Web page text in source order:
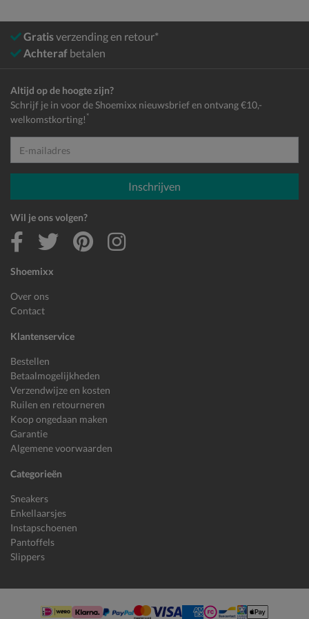
Gratisverzending en retour*
Achteraf betalen
Shoemixx
Over ons
Contact
Klantenservice
Bestellen
Betaalmogelijkheden
Verzendwijze en kosten
Ruilen en retourneren
Koop ongedaan maken
Garantie
Algemene voorwaarden
Categorieën
Sneakers
Enkellaarsjes
Instapschoenen
Pantoffels
Slippers
Altijd op de hoogte zijn?
Schrijf je in voor de Shoemixx nieuwsbrief en ontvang €10,-
welkomstkorting! *
E-mailadres
Inschrijven
Wil je ons volgen?